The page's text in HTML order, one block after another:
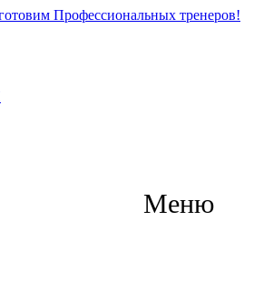
Профессиональных тренеров!
Меню